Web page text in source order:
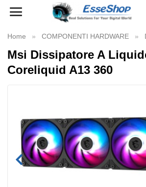
Toggle
Home COMPONENTI HARDWARE
Msi Dissipatore A
Coreliquid A13 360